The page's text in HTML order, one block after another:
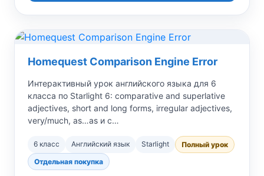
Homequest Comparison Engine Error
Интерактивный урок английского языка для 6
класса по Starlight 6: comparative and superlative
adjectives, short and long forms, irregular adjectives,
very/much, as…as и с…
6 класс Английский язык Starlight
Полный урок
Отдельная покупка